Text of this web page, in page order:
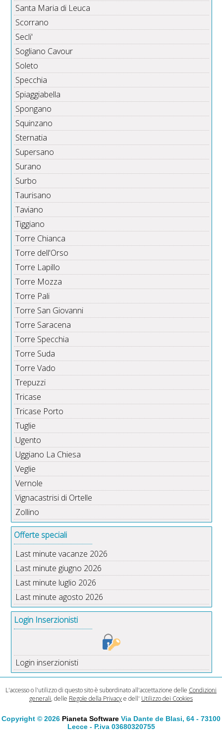
Santa Maria di Leuca
Scorrano
Secli'
Sogliano Cavour
Soleto
Specchia
Spiaggiabella
Spongano
Squinzano
Sternatia
Supersano
Surano
Surbo
Taurisano
Taviano
Tiggiano
Torre Chianca
Torre dell'Orso
Torre Lapillo
Torre Mozza
Torre Pali
Torre San Giovanni
Torre Saracena
Torre Specchia
Torre Suda
Torre Vado
Trepuzzi
Tricase
Tricase Porto
Tuglie
Ugento
Uggiano La Chiesa
Veglie
Vernole
Vignacastrisi di Ortelle
Zollino
Offerte speciali
Last minute vacanze 2026
Last minute giugno 2026
Last minute luglio 2026
Last minute agosto 2026
Login Inserzionisti
Login inserzionisti
L'accesso o l'utilizzo di questo sito è subordinato all'accettazione delle Condizioni
generali, delle Regole della Privacye dell' Utilizzo dei Cookies
Copyright © 2026 Pianeta Software Via Dante de Blasi, 64 - 73100
Lecce - P.iva 03680320755